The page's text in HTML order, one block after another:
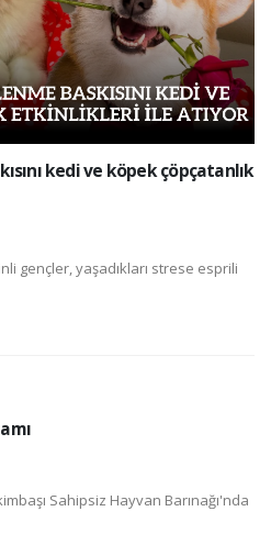
kedi ve köpek çöpçatanlık
gençler, yaşadıkları strese esprili
Sahipsiz Hayvan Barınağı'nda